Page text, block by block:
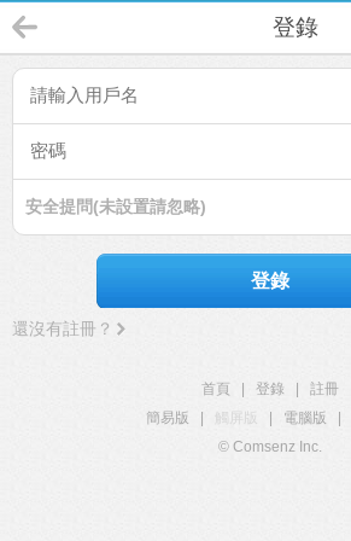
登錄
安全提問(未設置請忽略)
登錄
還沒有註冊？
首頁 登錄
註冊
簡易版
觸屏版 電腦版
© Comsenz Inc.